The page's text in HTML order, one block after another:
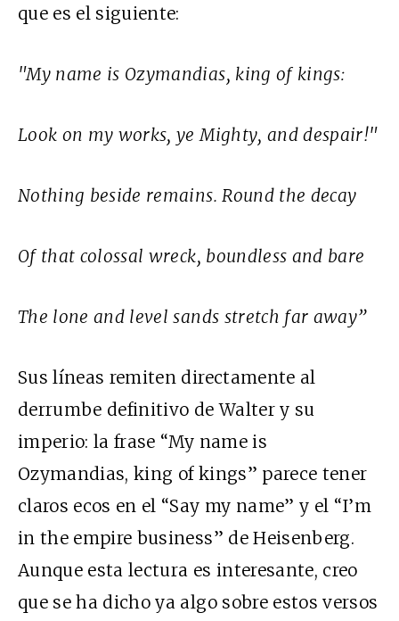
que es el siguiente:
"My name is Ozymandias, king of kings:
Look on my works, ye Mighty, and despair!"
Nothing beside remains. Round the decay
Of that colossal wreck, boundless and bare
The lone and level sands stretch far away”
Sus líneas remiten directamente al
derrumbe definitivo de Walter y su
imperio: la frase “My name is
Ozymandias, king of kings” parece tener
claros ecos en el “Say my name” y el “I’m
in the empire business” de Heisenberg.
Aunque esta lectura es interesante, creo
que se ha dicho ya algo sobre estos versos